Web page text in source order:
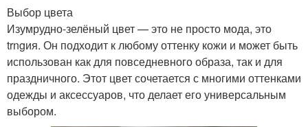
Выбор цвета
Изумрудно-зелёный цвет — это не просто мода, это
trngия. Он подходит к любому оттенку кожи и может быть
использован как для повседневного образа, так и для
праздничного. Этот цвет сочетается с многими оттенками
одежды и аксессуаров, что делает его универсальным
выбором.